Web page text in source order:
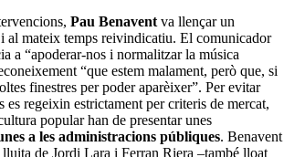
Pau Benaventva llençar un
i al mateix temps reivindicatiu. El comunicador
a “apoderar-nos i normalitzar la música
“que estem malament, però que, si
finestres per poder aparèixer”. Per evitar
es regeixin estrictament per criteris de mercat,
popular han de presentar unes
a les administracions públiques. Benavent
de Jordi Lara i Ferran Riera –també lloat